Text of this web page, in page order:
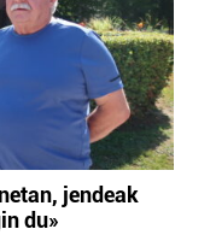
jendeak
du»